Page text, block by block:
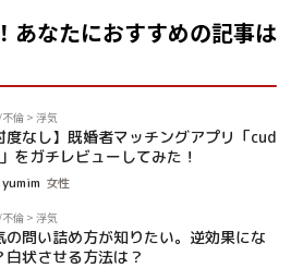
あなたにおすすめの記事は
倫 > 浮気
度なし】既婚者マッチングアプリ「cud
をガチレビューしてみた！
yumim 女性
倫 > 浮気
の問い詰め方が知りたい。逆効果にな
白状させる方法は？